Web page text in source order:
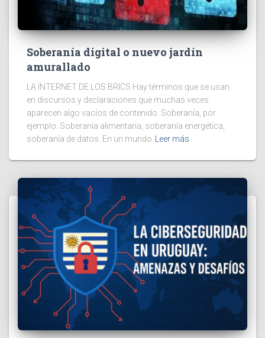
Soberanía digital o nuevo jardín
amurallado
LA INTERNET DE LOS BRICS Hay términos que se usan
en discursos y declaraciones que muchas veces
aparecen algo vacíos de contenido. Soberanía, por
ejemplo. Soberanía alimentaria, soberanía energética,
soberanía de datos. En un mundo Leer más